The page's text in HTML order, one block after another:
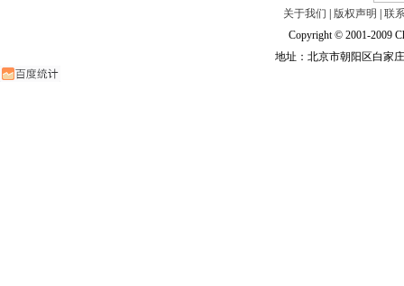
关于我们 版权声明
联
Copyright © 2001-2009
地址：北京市朝阳区白家